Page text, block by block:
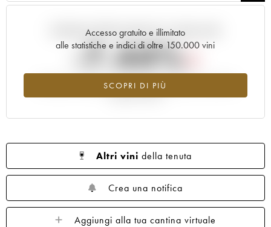
Accesso gratuito e illimitato
alle statistiche e indici di oltre 150.000 vini
SCOPRI DI PIÙ
Andamento della quotazione in tempo reale
-7.44%
Tendenza al ribasso per il valore dell'annata 2010 nel 2026
Altri vini della tenuta
Crea una notifica
Aggiungi alla tua cantina virtuale